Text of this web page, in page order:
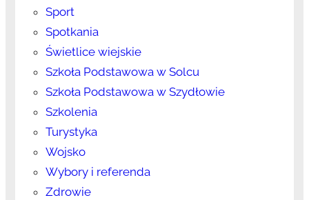
Sport
Spotkania
Świetlice wiejskie
Szkoła Podstawowa w Solcu
Szkoła Podstawowa w Szydłowie
Szkolenia
Turystyka
Wojsko
Wybory i referenda
Zdrowie